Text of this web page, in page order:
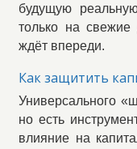
будущую
только на
ждёт впереди.
Как защитить
Универсального
но есть
влияние на